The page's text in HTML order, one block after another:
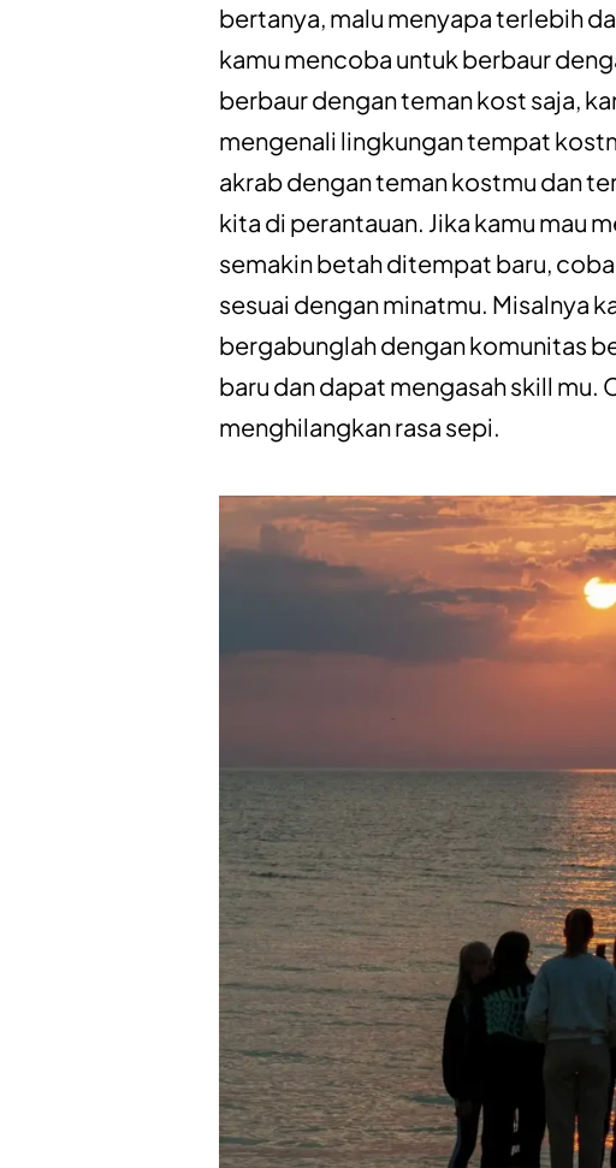
bertanya, malu menyapa terlebih
kamu mencoba untuk berbaur
berbaur dengan teman kost saja,
mengenali lingkungan tempat
akrab dengan teman kostmu dan
kita di perantauan. Jika kamu mau
semakin betah ditempat baru,
sesuai dengan minatmu. Misalnya
bergabunglah dengan komunitas
baru dan dapat mengasah skill mu.
menghilangkan rasa sepi.